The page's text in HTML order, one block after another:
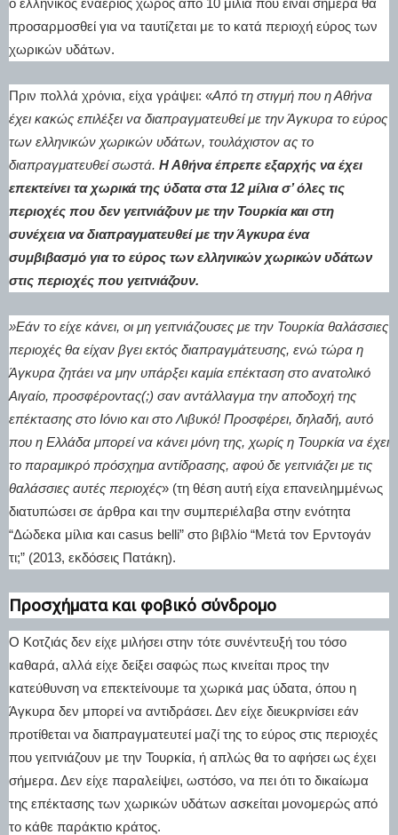
προσαρμοσθεί για να ταυτίζεται με το κατά περιοχή εύρος των
χωρικών υδάτων.
Πριν πολλά χρόνια, είχα γράψει: «Από τη στιγμή που η Αθήνα
έχει κακώς επιλέξει να διαπραγματευθεί με την Άγκυρα το εύρος
των ελληνικών χωρικών υδάτων, τουλάχιστον ας το
διαπραγματευθεί σωστά. Η Αθήνα έπρεπε εξαρχής να έχει
επεκτείνει τα χωρικά της ύδατα στα 12 μίλια σ’ όλες τις
περιοχές που δεν γειτνιάζουν με την Τουρκία και στη
συνέχεια να διαπραγματευθεί με την Άγκυρα ένα
συμβιβασμό για το εύρος των ελληνικών χωρικών υδάτων
στις περιοχές που γειτνιάζουν.
»Εάν το είχε κάνει, οι μη γειτνιάζουσες με την Τουρκία θαλάσσιες
περιοχές θα είχαν βγει εκτός διαπραγμάτευσης, ενώ τώρα η
Άγκυρα ζητάει να μην υπάρξει καμία επέκταση στο ανατολικό
Αιγαίο, προσφέροντας(;) σαν αντάλλαγμα την αποδοχή της
επέκτασης στο Ιόνιο και στο Λιβυκό! Προσφέρει, δηλαδή, αυτό
που η Ελλάδα μπορεί να κάνει μόνη της, χωρίς η Τουρκία να έχει
το παραμικρό πρόσχημα αντίδρασης, αφού δε γειτνιάζει με τις
θαλάσσιες αυτές περιοχές» (τη θέση αυτή είχα επανειλημμένως
διατυπώσει σε άρθρα και την συμπεριέλαβα στην ενότητα
“Δώδεκα μίλια και casus belli” στο βιβλίο “Μετά τον Ερντογάν
τι;” (2013, εκδόσεις Πατάκη).
Προσχήματα και φοβικό σύνδρομο
Ο Κοτζιάς δεν είχε μιλήσει στην τότε συνέντευξή του τόσο
καθαρά, αλλά είχε δείξει σαφώς πως κινείται προς την
κατεύθυνση να επεκτείνουμε τα χωρικά μας ύδατα, όπου η
Άγκυρα δεν μπορεί να αντιδράσει. Δεν είχε διευκρινίσει εάν
προτίθεται να διαπραγματευτεί μαζί της το εύρος στις περιοχές
που γειτνιάζουν με την Τουρκία, ή απλώς θα το αφήσει ως έχει
σήμερα. Δεν είχε παραλείψει, ωστόσο, να πει ότι το δικαίωμα
της επέκτασης των χωρικών υδάτων ασκείται μονομερώς από
το κάθε παράκτιο κράτος.